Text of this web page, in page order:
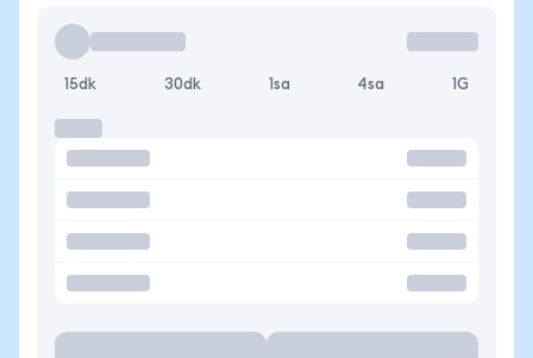
15dk 30dk 1sa 4sa 1G